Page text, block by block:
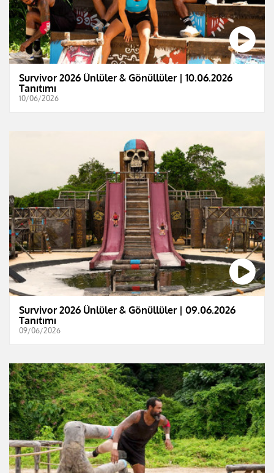
Survivor 2026 Ünlüler & Gönüllüler | 10.06.2026
Tanıtımı
10/06/2026
Survivor 2026 Ünlüler & Gönüllüler | 09.06.2026
Tanıtımı
09/06/2026